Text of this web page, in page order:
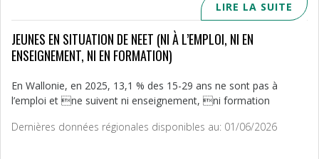
LIRE LA SUITE
JEUNES EN SITUATION DE NEET (NI À L’EMPLOI, NI EN
ENSEIGNEMENT, NI EN FORMATION)
En Wallonie, en 2025, 13,1 % des 15-29 ans ne sont pas à
l’emploi et ne suivent ni enseignement, ni formation
Dernières données régionales disponibles au: 01/06/2026